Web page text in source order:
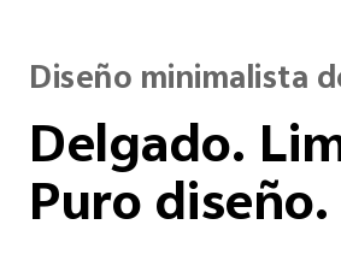
Diseño minimalista
Delgado.
Puro diseño.